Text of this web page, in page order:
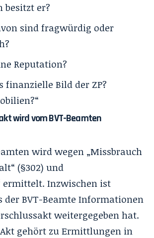
besitzt er?
sind fragwürdig oder
Reputation?
finanzielle Bild der ZP?
wird vom BVT-Beamten
wird wegen „Missbrauch
(§302) und
ermittelt. Inzwischen ist
der BVT-Beamte Informationen
weitergegeben hat.
gehört zu Ermittlungen in